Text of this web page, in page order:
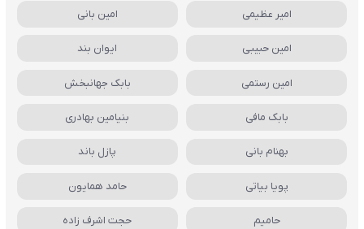
امیر عظیمی امین بانی
امین حبیبی ایوان بند
امین رستمی بابک جهانبخش
بابک مافی بنیامین بهادری
بهنام بانی پازل باند
پویا بیاتی حامد همایون
حامیم حجت اشرف زاده